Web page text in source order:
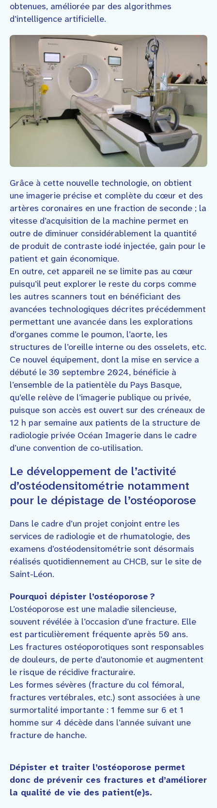
obtenues, améliorée par des algorithmes
d’intelligence artificielle.
Grâce à cette nouvelle technologie, on obtient
une imagerie précise et complète du cœur et des
artères coronaires en une fraction de seconde ; la
vitesse d’acquisition de la machine permet en
outre de diminuer considérablement la quantité
de produit de contraste iodé injectée, gain pour le
patient et gain économique.
En outre, cet appareil ne se limite pas au cœur
puisqu’il peut explorer le reste du corps comme
les autres scanners tout en bénéficiant des
avancées technologiques décrites précédemment
permettant une avancée dans les explorations
d’organes comme le poumon, l’aorte, les
structures de l’oreille interne ou des osselets, etc.
Ce nouvel équipement, dont la mise en service a
débuté le 30 septembre 2024, bénéficie à
l’ensemble de la patientèle du Pays Basque,
qu’elle relève de l’imagerie publique ou privée,
puisque son accès est ouvert sur des créneaux de
12 h par semaine aux patients de la structure de
radiologie privée Océan Imagerie dans le cadre
d’une convention de co-utilisation.
Le développement de l’activité
d’ostéodensitométrie notamment
pour le dépistage de l’ostéoporose
Dans le cadre d’un projet conjoint entre les
services de radiologie et de rhumatologie, des
examens d’ostéodensitométrie sont désormais
réalisés quotidiennement au CHCB, sur le site de
Saint-Léon.
Pourquoi dépister l’ostéoporose ?
L’ostéoporose est une maladie silencieuse,
souvent révélée à l’occasion d’une fracture. Elle
est particulièrement fréquente après 50 ans.
Les fractures ostéoporotiques sont responsables
de douleurs, de perte d’autonomie et augmentent
le risque de récidive fracturaire.
Les formes sévères (fracture du col fémoral,
fractures vertébrales, etc.) sont associées à une
surmortalité importante : 1 femme sur 6 et 1
homme sur 4 décède dans l’année suivant une
fracture de hanche.
Dépister et traiter l’ostéoporose permet
donc de prévenir ces fractures et d’améliorer
la qualité de vie des patient(e)s.